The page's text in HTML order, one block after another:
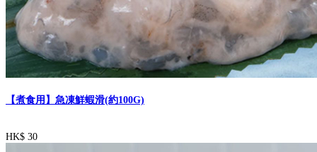
【煮食用】急凍鮮蝦滑(約100G)
HK$ 30